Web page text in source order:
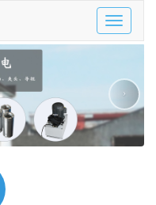
Toggle
›